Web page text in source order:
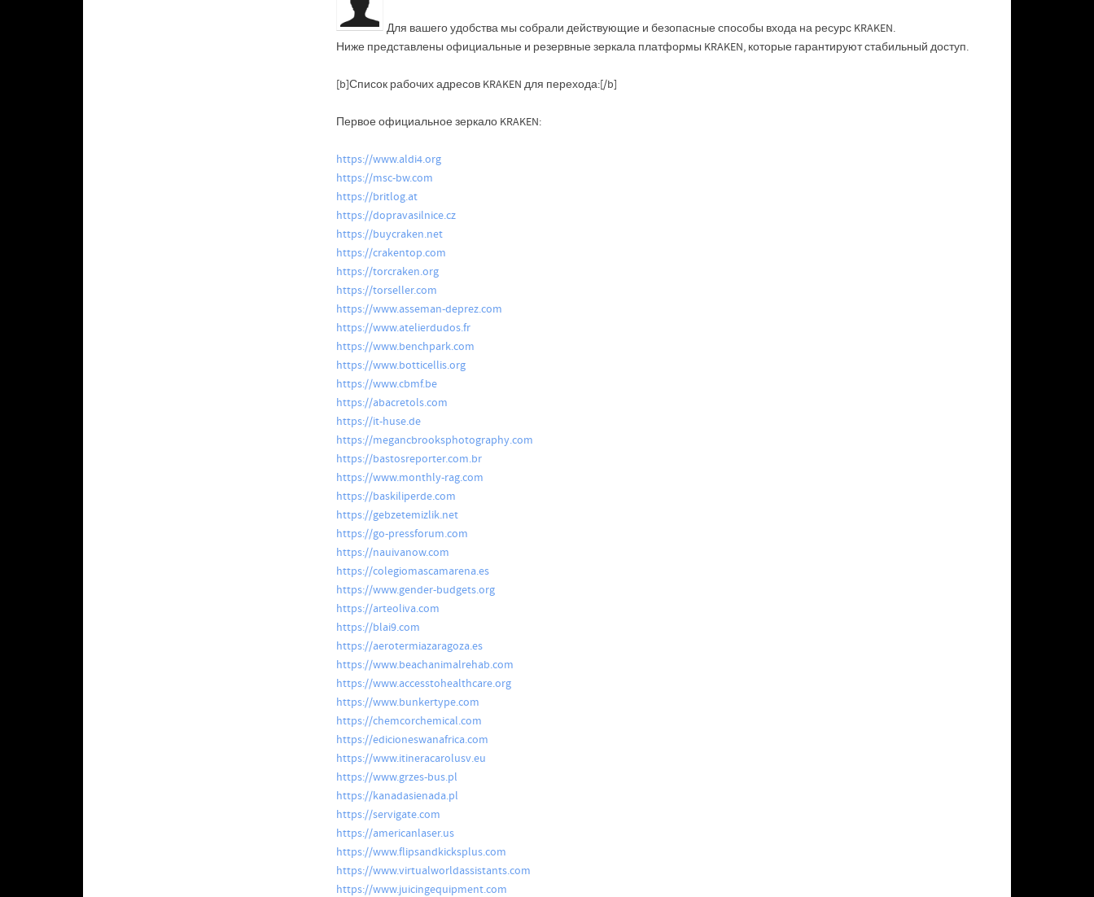
Для вашего удобства мы собрали действующие и безопасные способы входа на ресурс KRAKEN.
Ниже представлены официальные и резервные зеркала платформы KRAKEN, которые гарантируют стабильный доступ.
[b]Список рабочих адресов KRAKEN для перехода:[/b]
Первое официальное зеркало KRAKEN:
https://www.aldi4.org
https://msc-bw.com
https://britlog.at
https://dopravasilnice.cz
https://buycraken.net
https://crakentop.com
https://torcraken.org
https://torseller.com
https://www.asseman-deprez.com
https://www.atelierdudos.fr
https://www.benchpark.com
https://www.botticellis.org
https://www.cbmf.be
https://abacretols.com
https://it-huse.de
https://megancbrooksphotography.com
https://bastosreporter.com.br
https://www.monthly-rag.com
https://baskiliperde.com
https://gebzetemizlik.net
https://go-pressforum.com
https://nauivanow.com
https://colegiomascamarena.es
https://www.gender-budgets.org
https://arteoliva.com
https://blai9.com
https://aerotermiazaragoza.es
https://www.beachanimalrehab.com
https://www.accesstohealthcare.org
https://www.bunkertype.com
https://chemcorchemical.com
https://edicioneswanafrica.com
https://www.itineracarolusv.eu
https://www.grzes-bus.pl
https://kanadasienada.pl
https://servigate.com
https://americanlaser.us
https://www.flipsandkicksplus.com
https://www.virtualworldassistants.com
https://www.juicingequipment.com